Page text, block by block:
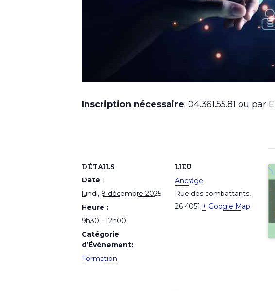
Inscription nécessaire: 04.361.55.81 ou
DÉTAILS
Date :
lundi, 8 décembre 2025
Heure :
9h30 - 12h00
Catégorie
d’Évènement:
Formation
LIEU
Ancrâge
Rue des combattants,
26 4051 + Google Map